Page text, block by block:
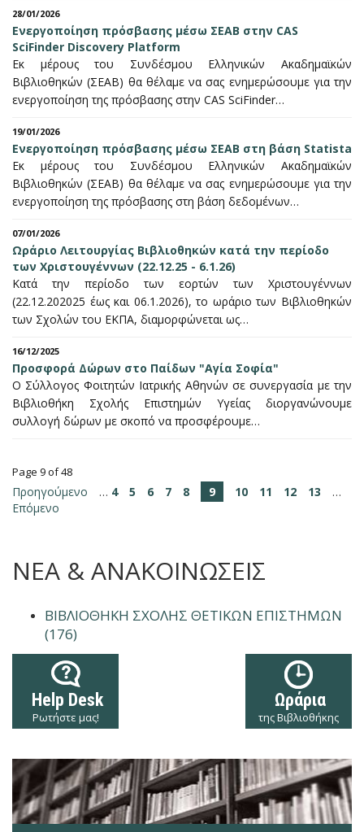
28/01/2026
Ενεργοποίηση πρόσβασης μέσω ΣΕΑΒ στην CAS
SciFinder Discovery Platform
Εκ μέρους του Συνδέσμου Ελληνικών Ακαδημαϊκών
Βιβλιοθηκών (ΣΕΑΒ) θα θέλαμε να σας ενημερώσουμε για την
ενεργοποίηση της πρόσβασης στην CAS SciFinder…
19/01/2026
Ενεργοποίηση πρόσβασης μέσω ΣΕΑΒ στη βάση Statista
Εκ μέρους του Συνδέσμου Ελληνικών Ακαδημαϊκών
Βιβλιοθηκών (ΣΕΑΒ) θα θέλαμε να σας ενημερώσουμε για την
ενεργοποίηση της πρόσβασης στη βάση δεδομένων…
07/01/2026
Ωράριο Λειτουργίας Βιβλιοθηκών κατά την περίοδο
των Χριστουγέννων (22.12.25 - 6.1.26)
Κατά την περίοδο των εορτών των Χριστουγέννων
(22.12.202025 έως και 06.1.2026), το ωράριο των Βιβλιοθηκών
των Σχολών του ΕΚΠΑ, διαμορφώνεται ως…
16/12/2025
Προσφορά Δώρων στο Παίδων "Αγία Σοφία"
Ο Σύλλογος Φοιτητών Ιατρικής Αθηνών σε συνεργασία με την
Βιβλιοθήκη Σχολής Επιστημών Υγείας διοργανώνουμε
συλλογή δώρων με σκοπό να προσφέρουμε…
Page 9 of 48
Προηγούμενο … 4 5 6 7 8 9 10 11 12 13
…
Επόμενο
ΝΕΑ & ΑΝΑΚΟΙΝΩΣΕΙΣ
ΒΙΒΛΙΟΘΉΚΗ ΣΧΟΛΉΣ ΘΕΤΙΚΏΝ ΕΠΙΣΤΗΜΏΝ
(176)
Help Desk
Ρωτήστε μας!
Ωράρια
της Βιβλιοθήκης